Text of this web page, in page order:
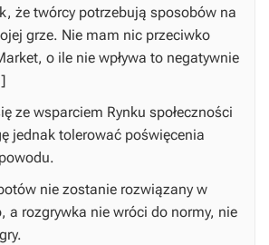
że twórcy potrzebują sposobów na
grze. Nie mam nic przeciwko
o ile nie wpływa to negatywnie
ze wsparciem Rynku społeczności
jednak tolerować poświęcenia
nie zostanie rozwiązany w
a rozgrywka nie wróci do normy, nie